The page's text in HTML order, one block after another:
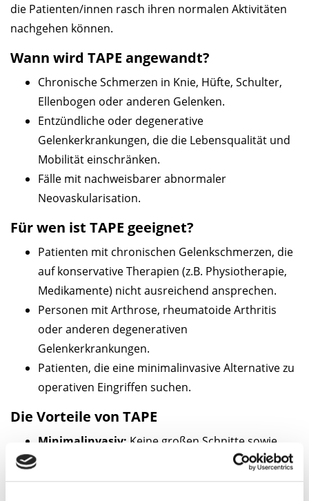
die Patienten/innen rasch ihren normalen Aktivitäten
nachgehen können.
Wann wird TAPE angewandt?
Chronische Schmerzen in Knie, Hüfte, Schulter,
Ellenbogen oder anderen Gelenken.
Entzündliche oder degenerative
Gelenkerkrankungen, die die Lebensqualität und
Mobilität einschränken.
Fälle mit nachweisbarer abnormaler
Neovaskularisation.
Für wen ist TAPE geeignet?
Patienten mit chronischen Gelenkschmerzen, die
auf konservative Therapien (z.B. Physiotherapie,
Medikamente) nicht ausreichend ansprechen.
Personen mit Arthrose, rheumatoide Arthritis
oder anderen degenerativen
Gelenkerkrankungen.
Patienten, die eine minimalinvasive Alternative zu
operativen Eingriffen suchen.
Die Vorteile von TAPE
Minimalinvasiv: Keine großen Schnitte sowie
geringeres Risiko im Vergleich zu Operationen.
Gezielte Schmerzlinderung:Direkte Behandlung